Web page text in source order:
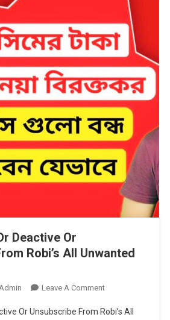
Deactive Or
Robi’s All Unwanted
Admin Leave A CommentOn
To
Or Unsubscribe From Robi’s All